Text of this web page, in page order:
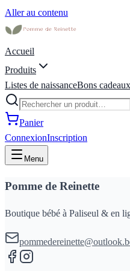
Aller au contenu
Accueil
Produits
Listes de naissanceBons cadeaux
Panier
ConnexionInscription
Menu
Pomme de Reinette
Boutique bébé à Paliseul & en